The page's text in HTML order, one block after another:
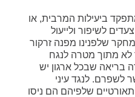
ביעילות המרבית, או
לשיפור ולייעול
שלפנינו מפנה זרקור
מתוך מטרה לנגח
בריאה שבכל ארגון יש
לשפרם. לנגד עיני
שלפיהם הם ניסו